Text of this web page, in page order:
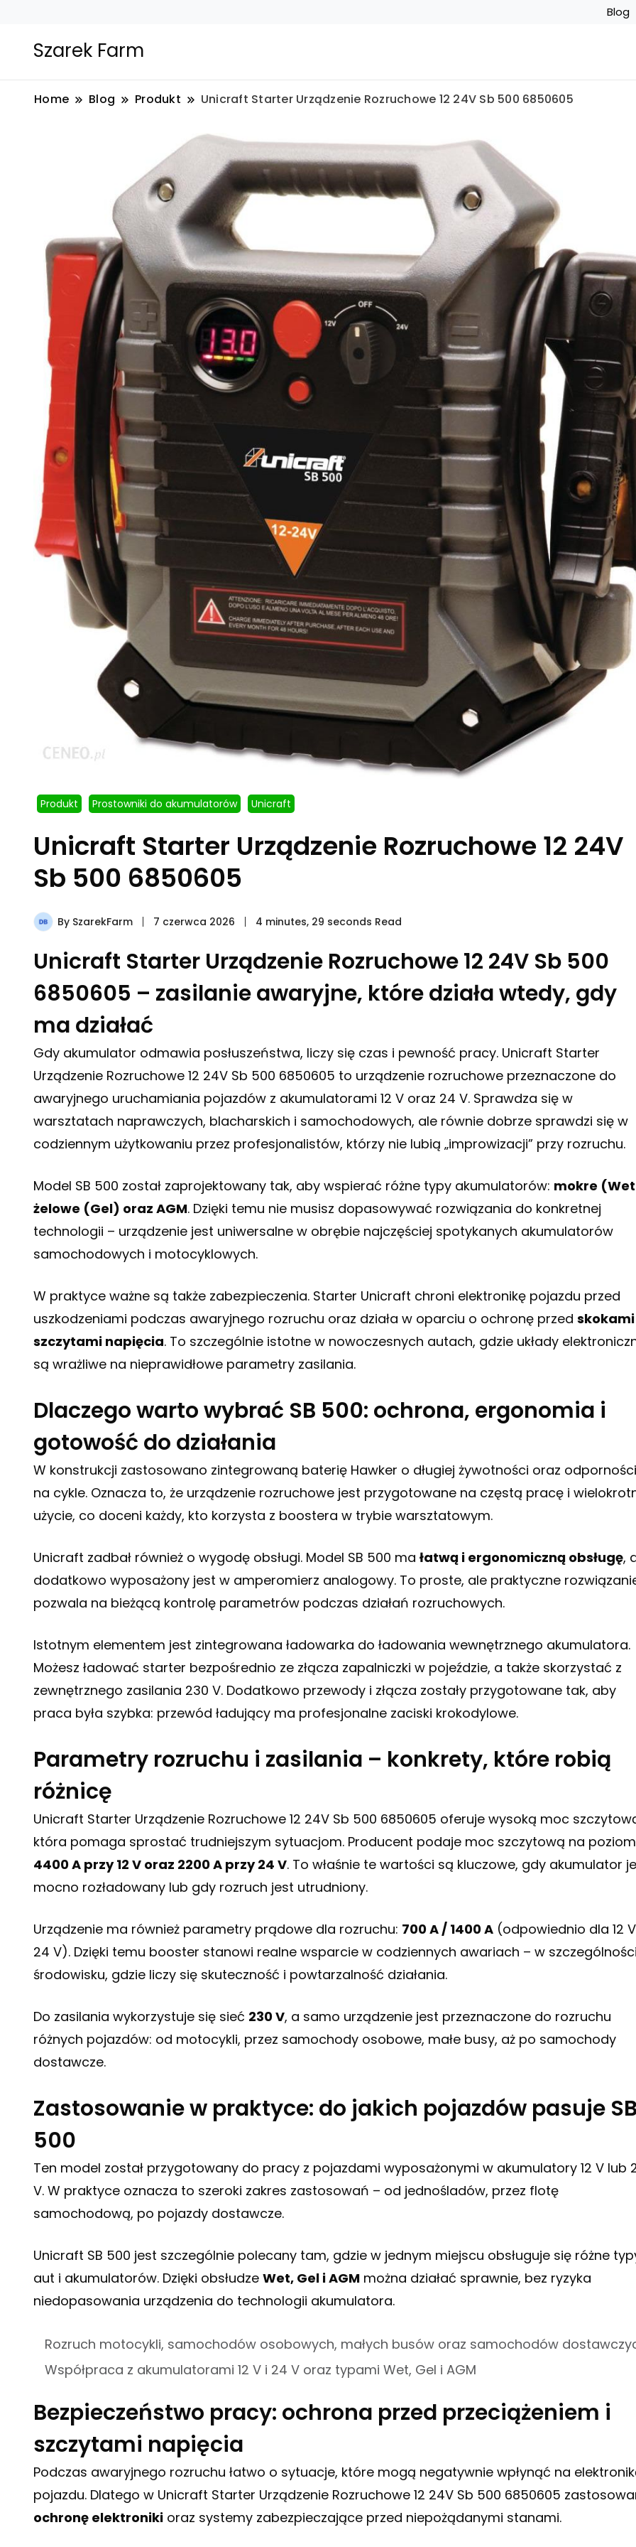
Blog
Szarek Farm
Home Blog Produkt Unicraft Starter Urządzenie Rozruchowe 12 24V Sb 500 6850605
Produkt Prostowniki do akumulatorów Unicraft
Unicraft Starter Urządzenie Rozruchowe 12 24V
Sb 500 6850605
By SzarekFarm 7 czerwca 2026 4 minutes, 29 seconds Read
Unicraft Starter Urządzenie Rozruchowe 12 24V Sb 500
6850605 – zasilanie awaryjne, które działa wtedy, gdy
ma działać
Gdy akumulator odmawia posłuszeństwa, liczy się czas i pewność pracy. Unicraft Starter
Urządzenie Rozruchowe 12 24V Sb 500 6850605 to urządzenie rozruchowe przeznaczone do
awaryjnego uruchamiania pojazdów z akumulatorami 12 V oraz 24 V. Sprawdza się w
warsztatach naprawczych, blacharskich i samochodowych, ale równie dobrze sprawdzi się w
codziennym użytkowaniu przez profesjonalistów, którzy nie lubią „improwizacji” przy rozruchu.
Model SB 500 został zaprojektowany tak, aby wspierać różne typy akumulatorów: mokre
żelowe (Gel) oraz AGM. Dzięki temu nie musisz dopasowywać rozwiązania do konkretnej
technologii – urządzenie jest uniwersalne w obrębie najczęściej spotykanych akumulatorów
samochodowych i motocyklowych.
W praktyce ważne są także zabezpieczenia. Starter Unicraft chroni elektronikę pojazdu przed
uszkodzeniami podczas awaryjnego rozruchu oraz działa w oparciu o ochronę przed
szczytami napięcia. To szczególnie istotne w nowoczesnych autach, gdzie układy
są wrażliwe na nieprawidłowe parametry zasilania.
Dlaczego warto wybrać SB 500: ochrona, ergonomia i
gotowość do działania
W konstrukcji zastosowano zintegrowaną baterię Hawker o długiej żywotności oraz odporności
na cykle. Oznacza to, że urządzenie rozruchowe jest przygotowane na częstą pracę i
użycie, co doceni każdy, kto korzysta z boostera w trybie warsztatowym.
Unicraft zadbał również o wygodę obsługi. Model SB 500 ma łatwą i ergonomiczną obsługę,
dodatkowo wyposażony jest w amperomierz analogowy. To proste, ale praktyczne
pozwala na bieżącą kontrolę parametrów podczas działań rozruchowych.
Istotnym elementem jest zintegrowana ładowarka do ładowania wewnętrznego akumulatora.
Możesz ładować starter bezpośrednio ze złącza zapalniczki w pojeździe, a także skorzystać z
zewnętrznego zasilania 230 V. Dodatkowo przewody i złącza zostały przygotowane tak, aby
praca była szybka: przewód ładujący ma profesjonalne zaciski krokodylowe.
Parametry rozruchu i zasilania – konkrety, które robią
różnicę
Unicraft Starter Urządzenie Rozruchowe 12 24V Sb 500 6850605 oferuje wysoką moc
która pomaga sprostać trudniejszym sytuacjom. Producent podaje moc szczytową na
4400 A przy 12 V oraz 2200 A przy 24 V. To właśnie te wartości są kluczowe, gdy akumulator
mocno rozładowany lub gdy rozruch jest utrudniony.
Urządzenie ma również parametry prądowe dla rozruchu: 700 A / 1400 A (odpowiednio dla 12
24 V). Dzięki temu booster stanowi realne wsparcie w codziennych awariach – w
środowisku, gdzie liczy się skuteczność i powtarzalność działania.
Do zasilania wykorzystuje się sieć 230 V, a samo urządzenie jest przeznaczone do rozruchu
różnych pojazdów: od motocykli, przez samochody osobowe, małe busy, aż po samochody
dostawcze.
Zastosowanie w praktyce: do jakich pojazdów pasuje
500
Ten model został przygotowany do pracy z pojazdami wyposażonymi w akumulatory 12 V lub
V. W praktyce oznacza to szeroki zakres zastosowań – od jednośladów, przez flotę
samochodową, po pojazdy dostawcze.
Unicraft SB 500 jest szczególnie polecany tam, gdzie w jednym miejscu obsługuje się różne
aut i akumulatorów. Dzięki obsłudze Wet, Gel i AGM można działać sprawnie, bez ryzyka
niedopasowania urządzenia do technologii akumulatora.
Rozruch motocykli, samochodów osobowych, małych busów oraz samochodów
Współpraca z akumulatorami 12 V i 24 V oraz typami Wet, Gel i AGM
Bezpieczeństwo pracy: ochrona przed przeciążeniem i
szczytami napięcia
Podczas awaryjnego rozruchu łatwo o sytuacje, które mogą negatywnie wpłynąć na
pojazdu. Dlatego w Unicraft Starter Urządzenie Rozruchowe 12 24V Sb 500 6850605
ochronę elektroniki oraz systemy zabezpieczające przed niepożądanymi stanami.